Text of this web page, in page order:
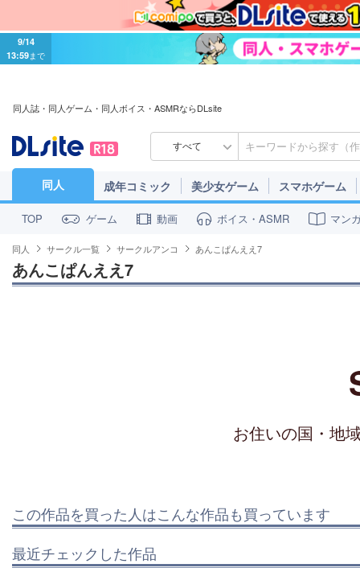
9/14
13:59まで
同人誌・同人ゲーム・同人ボイス・ASMRならDLsite
すべて
同人 成年コミック 美少女ゲーム スマホゲーム
TOP ゲーム 動画 ボイス・ASMR マン
同人 サークル一覧 サークルアンコ あんこぱんええ7
あんこぱんええ7
お住いの国・地
この作品を買った人はこんな作品も買っています
最近チェックした作品